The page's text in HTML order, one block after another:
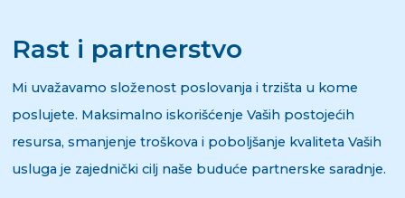
Rast i partnerstvo
Mi uvažavamo složenost poslovanja i trzišta u kome
poslujete. Maksimalno iskorišćenje Vaših postojećih
resursa, smanjenje troškova i poboljšanje kvaliteta Vaših
usluga je zajednički cilj naše buduće partnerske saradnje.